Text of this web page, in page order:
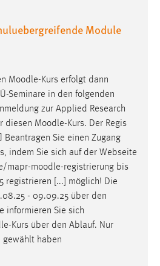
Module
Moodle-Kurs erfolgt dann
Seminare in den folgenden
zur Applied Research
diesen Moodle-Kurs. Der Regis
Beantragen Sie einen Zugang
indem Sie sich auf der Webseite
mapr-moodle-registrierung bis
registrieren [...] möglich! Die
- 09.09.25 über den
informieren Sie sich
-Kurs über den Ablauf. Nur
gewählt haben
von Drittanbietern
Werbung anzuzeigen.
Besucher über Websites